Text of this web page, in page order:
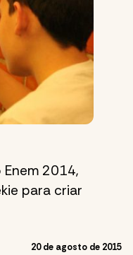
2014,
para criar
20 de agosto de 2015